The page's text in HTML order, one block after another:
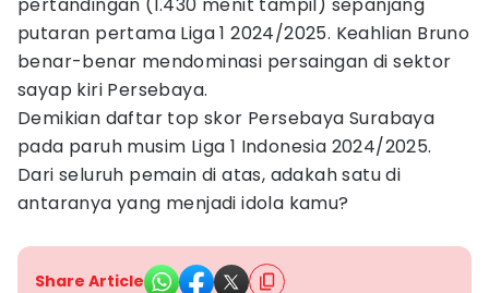
putaran pertama Liga 1 2024/2025. Keahlian Bruno
benar-benar mendominasi persaingan di sektor
sayap kiri Persebaya.
Demikian daftar top skor Persebaya Surabaya
pada paruh musim Liga 1 Indonesia 2024/2025.
Dari seluruh pemain di atas, adakah satu di
antaranya yang menjadi idola kamu?
Share Article